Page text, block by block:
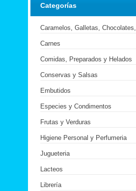
Categorías
Caramelos, Galletas, Chocolates,
Carnes
Comidas, Preparados y Helados
Conservas y Salsas
Embutidos
Especies y Condimentos
Frutas y Verduras
Higiene Personal y Perfumeria
Jugueteria
Lacteos
Librería